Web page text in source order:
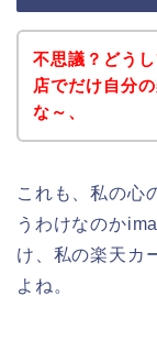
不思議？どう
店でだけ自分
な～、
これも、私の心
うわけなのか
け、私の楽天カ
よね。